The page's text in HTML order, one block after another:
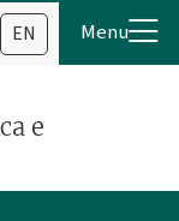
EN
e